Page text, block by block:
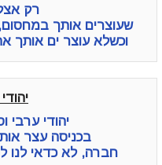
רק
שעוצרים אותך
וכשלא עוצר ים אותך
יהודי ערבי
בכניסה עצר
חברה, לא כדאי לנו